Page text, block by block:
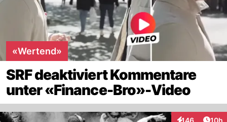
«Wertend»
SRF deaktiviert Kommentare
unter «Finance-Bro»-Video
146 10h